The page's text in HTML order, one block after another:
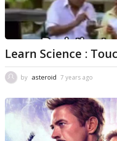
Learn Science :
by asteroid 7 years ago